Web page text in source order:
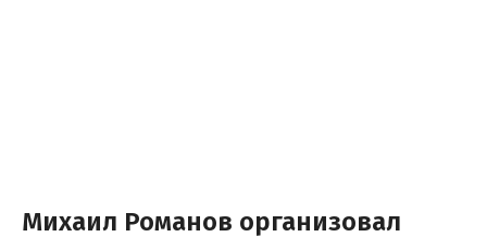
Михаил Романов организовал